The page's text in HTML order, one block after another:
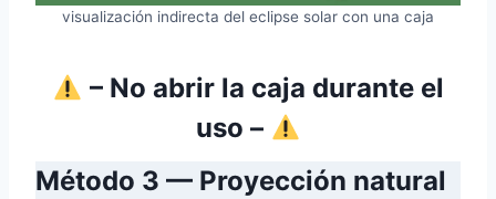
visualización indirecta del eclipse solar con una caja
– No abrir la caja durante el
uso –
Método 3 — Proyección natural